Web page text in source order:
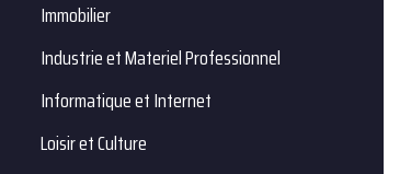
Immobilier
Industrie et Materiel Professionnel
Informatique et Internet
Loisir et Culture